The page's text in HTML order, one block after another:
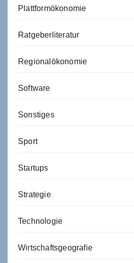
Plattformökonomie
Ratgeberliteratur
Regionalökonomie
Software
Sonstiges
Sport
Startups
Strategie
Technologie
Wirtschaftsgeografie